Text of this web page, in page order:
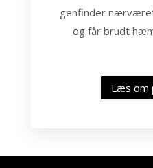
genfinder
og får brudt
Læs om